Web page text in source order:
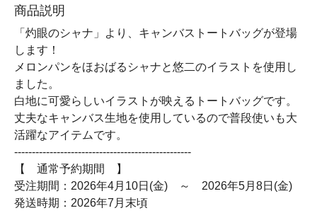
商品説明
「灼眼のシャナ」より、キャンバストートバッグが登場
します！
メロンパンをほおばるシャナと悠二のイラストを使用し
ました。
白地に可愛らしいイラストが映えるトートバッグです。
丈夫なキャンバス生地を使用しているので普段使いも大
活躍なアイテムです。
--------------------------------------------------
【 通常予約期間 】
受注期間：2026年4月10日(金) ～ 2026年5月8日(金)
発送時期：2026年7月末頃